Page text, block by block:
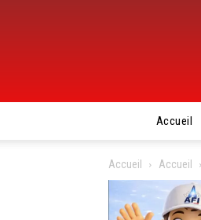
Accueil
Accueil Accueil